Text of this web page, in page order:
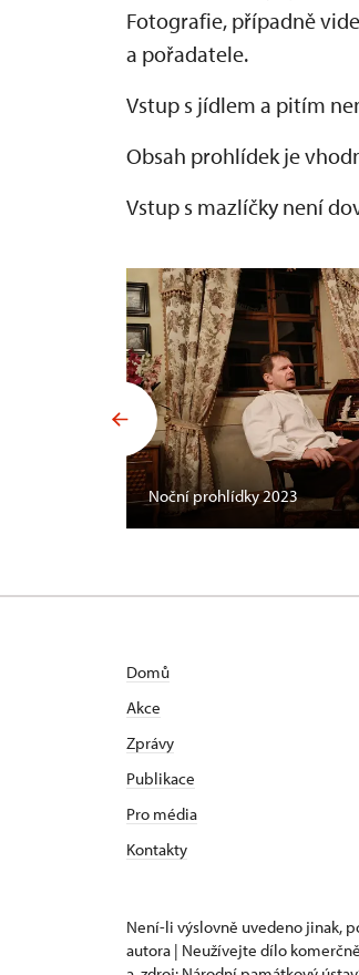
Fotografie, případně
a pořadatele.
Vstup s jídlem a pitím
Obsah prohlídek je
Vstup s mazlíčky není
Noční prohlídky 2023
Domů
Akce
Zprávy
Publikace
Pro média
Kontakty
Není-li výslovně uvedeno jinak,
autora | Neužívejte dílo